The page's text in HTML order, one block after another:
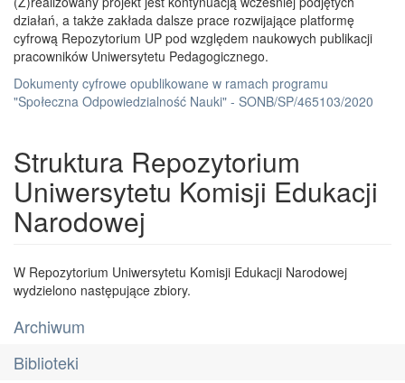
działań, a także zakłada dalsze prace rozwijające platformę
cyfrową Repozytorium UP pod względem naukowych publikacji
pracowników Uniwersytetu Pedagogicznego.
Dokumenty cyfrowe opublikowane w ramach programu
"Społeczna Odpowiedzialność Nauki" - SONB/SP/465103/2020
Struktura Repozytorium
Uniwersytetu Komisji Edukacji
Narodowej
W Repozytorium Uniwersytetu Komisji Edukacji Narodowej
wydzielono następujące zbiory.
Archiwum
Biblioteki